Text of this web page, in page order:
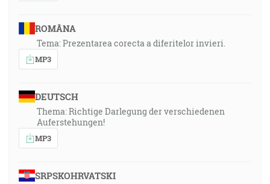
ROMÂNA
Tema: Prezentarea corecta a diferitelor invieri.
MP3
DEUTSCH
Thema: Richtige Darlegung der verschiedenen
Auferstehungen!
MP3
SRPSKOHRVATSKI